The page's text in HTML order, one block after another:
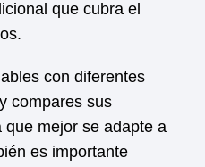
que cubra el
con diferentes
compares sus
mejor se adapte a
es importante